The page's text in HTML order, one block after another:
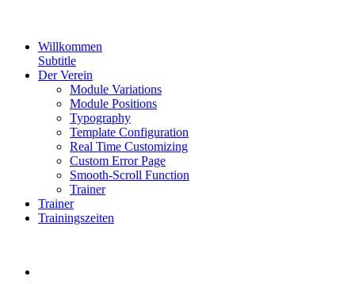
Willkommen
Subtitle
Der Verein
Module Variations
Module Positions
Typography
Template Configuration
Real Time Customizing
Custom Error Page
Smooth-Scroll Function
Trainer
Trainer
Trainingszeiten